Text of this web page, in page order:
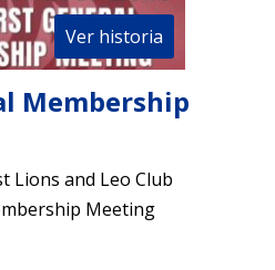
Ver historia
Membership
Lions and Leo Club
Meeting